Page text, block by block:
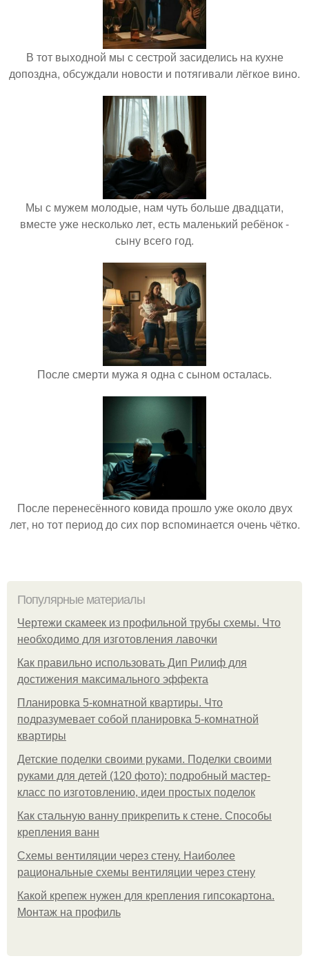
В тот выходной мы с сестрой засиделись на кухне
допоздна, обсуждали новости и потягивали лёгкое вино.
Мы с мужем молодые, нам чуть больше двадцати,
вместе уже несколько лет, есть маленький ребёнок -
сыну всего год.
После смерти мужа я одна с сыном осталась.
После перенесённого ковида прошло уже около двух
лет, но тот период до сих пор вспоминается очень чётко.
Популярные материалы
Чертежи скамеек из профильной трубы схемы. Что
необходимо для изготовления лавочки
Как правильно использовать Дип Рилиф для
достижения максимального эффекта
Планировка 5-комнатной квартиры. Что
подразумевает собой планировка 5-комнатной
квартиры
Детские поделки своими руками. Поделки своими
руками для детей (120 фото): подробный мастер-
класс по изготовлению, идеи простых поделок
Как стальную ванну прикрепить к стене. Способы
крепления ванн
Схемы вентиляции через стену. Наиболее
рациональные схемы вентиляции через стену
Какой крепеж нужен для крепления гипсокартона.
Монтаж на профиль